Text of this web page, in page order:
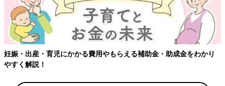
妊娠・出産・育児にかかる費用やもらえる補助金・助成金をわかり
やすく解説！